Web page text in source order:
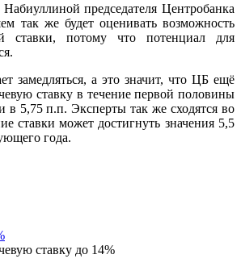
председателя Центробанка
так же будет оценивать возможность
ставки, потому что потенциал для
замедляться, а это значит, что ЦБ ещё
ставку в течение первой половины
в 5,75 п.п. Эксперты так же сходятся во
ставки может достигнуть значения 5,5
года.
ставку до 14%